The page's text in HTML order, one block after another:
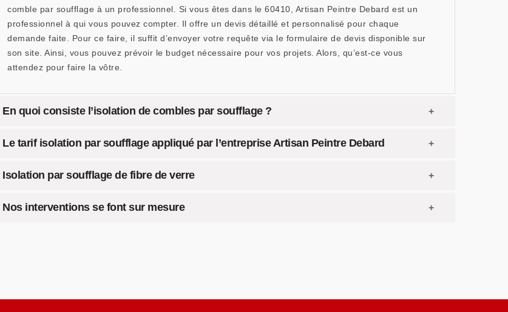
comble par soufflage à un professionnel. Si vous êtes dans le 60410, Artisan Peintre Debard est un
professionnel à qui vous pouvez compter. Il offre un devis détaillé et personnalisé pour chaque
demande faite. Pour ce faire, il suffit d’envoyer votre requête via le formulaire de devis disponible sur
son site. Ainsi, vous pouvez prévoir le budget nécessaire pour vos projets. Alors, qu’est-ce vous
attendez pour faire la vôtre.
En quoi consiste l’isolation de combles par soufflage ?
Le tarif isolation par soufflage appliqué par l’entreprise Artisan Peintre Debard
Isolation par soufflage de fibre de verre
Nos interventions se font sur mesure